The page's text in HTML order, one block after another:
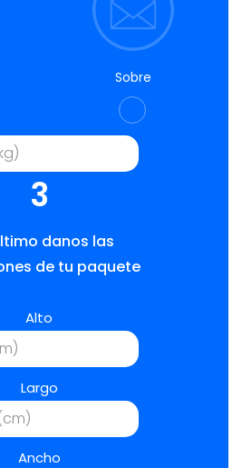
Sobre
3
danos las
de tu paquete
Alto
Largo
Ancho